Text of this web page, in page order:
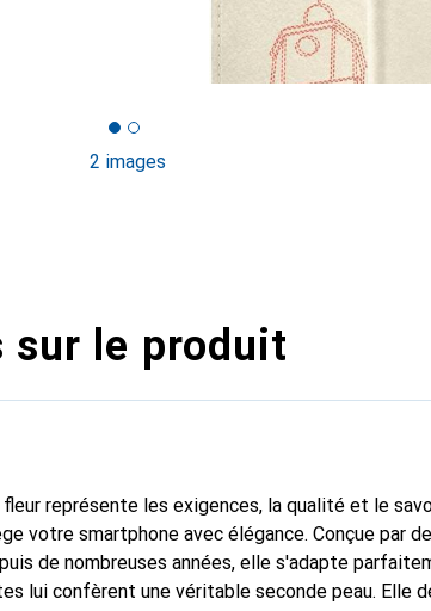
2 images
le produit
représente les exigences, la qualité et le
votre smartphone avec élégance. Conçue par
de nombreuses années, elle s'adapte
lui confèrent une véritable seconde peau. Elle